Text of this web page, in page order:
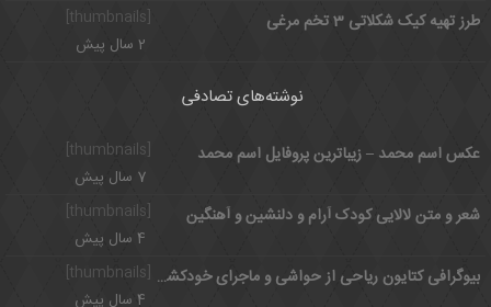
طرز تهیه کیک شکلاتی 3 تخم مرغی
2 سال پیش
نوشته‌های تصادفی
[thumbnails] عکس اسم محمد – زیباترین پروفایل اسم محمد
7 سال پیش
شعر و متن لالایی کودک آرام و دلنشین و آهنگین
4 سال پیش
[thumbnails] بیوگرافی کتایون ریاحی از حواشی و ماجرای خودکشی تا زندگی حرفه ای
4 سال پیش